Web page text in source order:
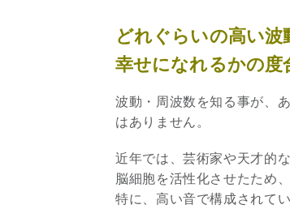
どれぐらいの高い
幸せになれるかの度
波動・周波数を知る事が、
はありません。
近年では、芸術家や天才的
脳細胞を活性化させたため
特に、高い音で構成されて